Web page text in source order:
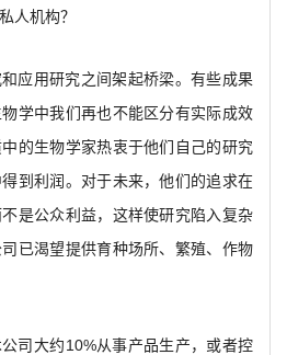
人机构？
应用研究之间架起桥梁。有些成果
学中我们再也不能区分有实际成效
的生物学家热衷于他们自己的研究
到利润。对于未来，他们的追求在
是公众利益，这样使研究陷入复杂
已渴望提供育种场所、繁殖、作物
司大约10%从事产品生产，或者控